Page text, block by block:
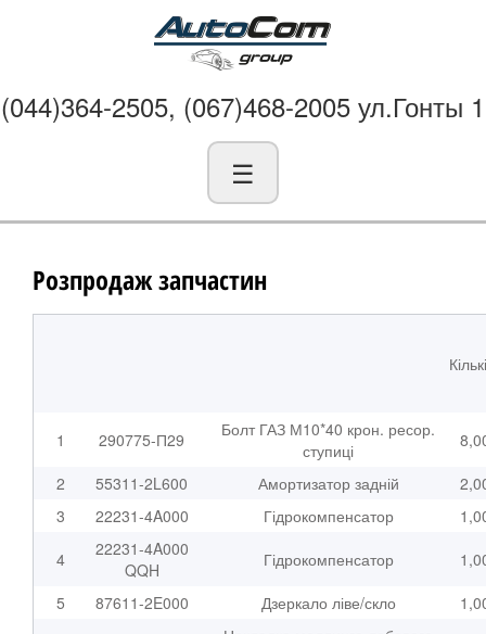
(044)364-2505, (067)468-2005 ул.Гонты 1
☰
Розпродаж запчастин
1 290775-П29
Болт ГАЗ М10*40 крон. ресор.
ступиці
2
55311-2L600 Амортизатор задній
3
22231-4A000 Гідрокомпенсатор
4
22231-4A000
QQH
Гідрокомпенсатор
5
87611-2E000 Дзеркало ліве/скло